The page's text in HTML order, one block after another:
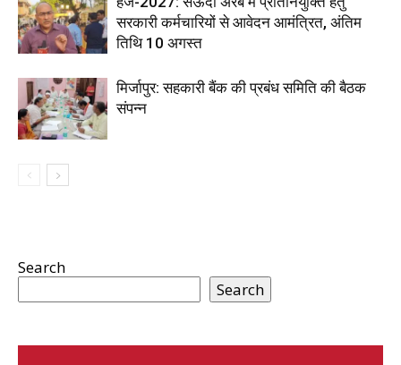
सरकारी कर्मचारियों से आवेदन आमंत्रित, अंतिम
तिथि 10 अगस्त
मिर्जापुर: सहकारी बैंक की प्रबंध समिति की बैठक
संपन्न
Search
Search